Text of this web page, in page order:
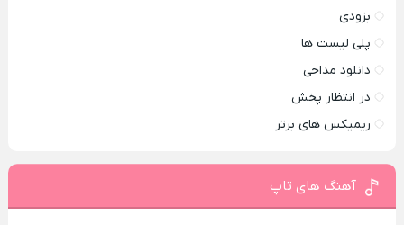
بزودی
پلی لیست ها
دانلود مداحی
در انتظار پخش
ریمیکس های برتر
آهنگ های تاپ